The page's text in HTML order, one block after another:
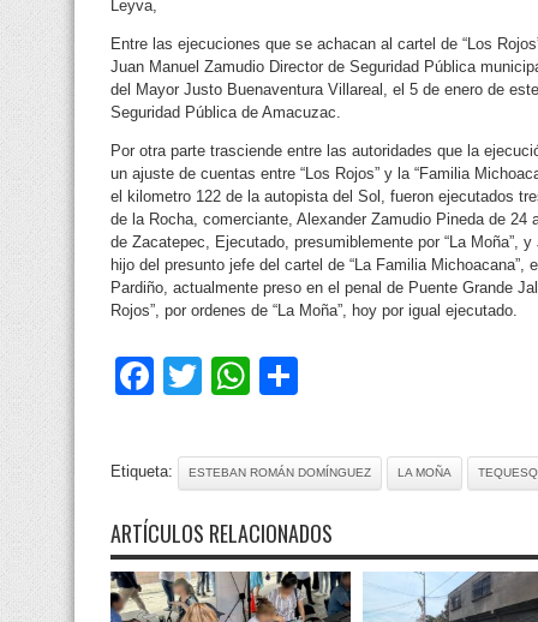
Leyva,
Entre las ejecuciones que se achacan al cartel de “Los
Juan Manuel Zamudio Director de Seguridad Pública
del Mayor Justo Buenaventura Villareal, el 5 de enero de
Seguridad Pública de Amacuzac.
Por otra parte trasciende entre las autoridades que la
un ajuste de cuentas entre “Los Rojos” y la “Familia
el kilometro 122 de la autopista del Sol, fueron ejecutados
de la Rocha, comerciante, Alexander Zamudio Pineda de
de Zacatepec, Ejecutado, presumiblemente por “La Moña”,
hijo del presunto jefe del cartel de “La Familia
Pardiño, actualmente preso en el penal de Puente Grande
Rojos”, por ordenes de “La Moña”, hoy por igual ejecutado.
Facebook
TwitterWhatsApp
Etiqueta: ESTEBAN ROMÁN DOMÍNGUEZ LA MOÑA
ARTÍCULOS RELACIONADOS